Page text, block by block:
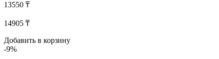
13550 ₸
14905 ₸
Добавить в корзину
-9%